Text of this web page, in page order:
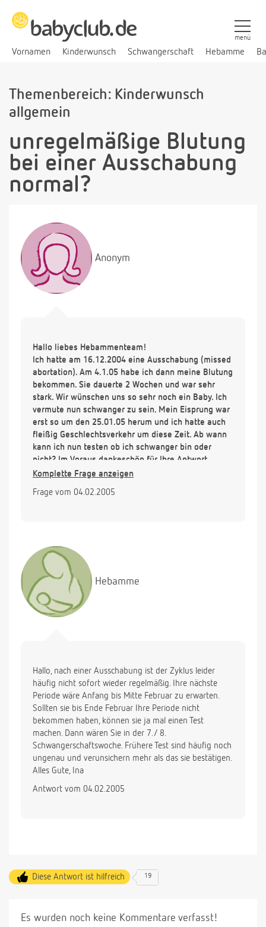
Vornamen Kinderwunsch Schwangerschaft Hebamme
menü
Themenbereich: Kinderwunsch
allgemein
unregelmäßige Blutung
bei einer Ausschabung
normal?
Anonym
Hallo liebes Hebammenteam!
Ich hatte am 16.12.2004 eine Ausschabung (missed
abortation). Am 4.1.05 habe ich dann meine Blutung
bekommen. Sie dauerte 2 Wochen und war sehr
stark. Wir wünschen uns so sehr noch ein Baby. Ich
vermute nun schwanger zu sein. Mein Eisprung war
erst so um den 25.01.05 herum und ich hatte auch
fleißig Geschlechtsverkehr um diese Zeit. Ab wann
kann ich nun testen ob ich schwanger bin oder
nicht? Im Voraus dankeschön für Ihre Antwort.
Komplette Frage anzeigen
Frage vom 04.02.2005
Hebamme
Hallo, nach einer Ausschabung ist der Zyklus leider
häufig nicht sofort wieder regelmäßig. Ihre nächste
Periode wäre Anfang bis Mitte Februar zu erwarten.
Sollten sie bis Ende Februar Ihre Periode nicht
bekommen haben, können sie ja mal einen Test
machen. Dann wären Sie in der 7./ 8.
Schwangerschaftswoche. Frühere Test sind häufig noch
ungenau und verunsichern mehr als das sie bestätigen.
Alles Gute, Ina
Antwort vom 04.02.2005
Diese Antwort ist hilfreich 19
Es wurden noch keine Kommentare verfasst!